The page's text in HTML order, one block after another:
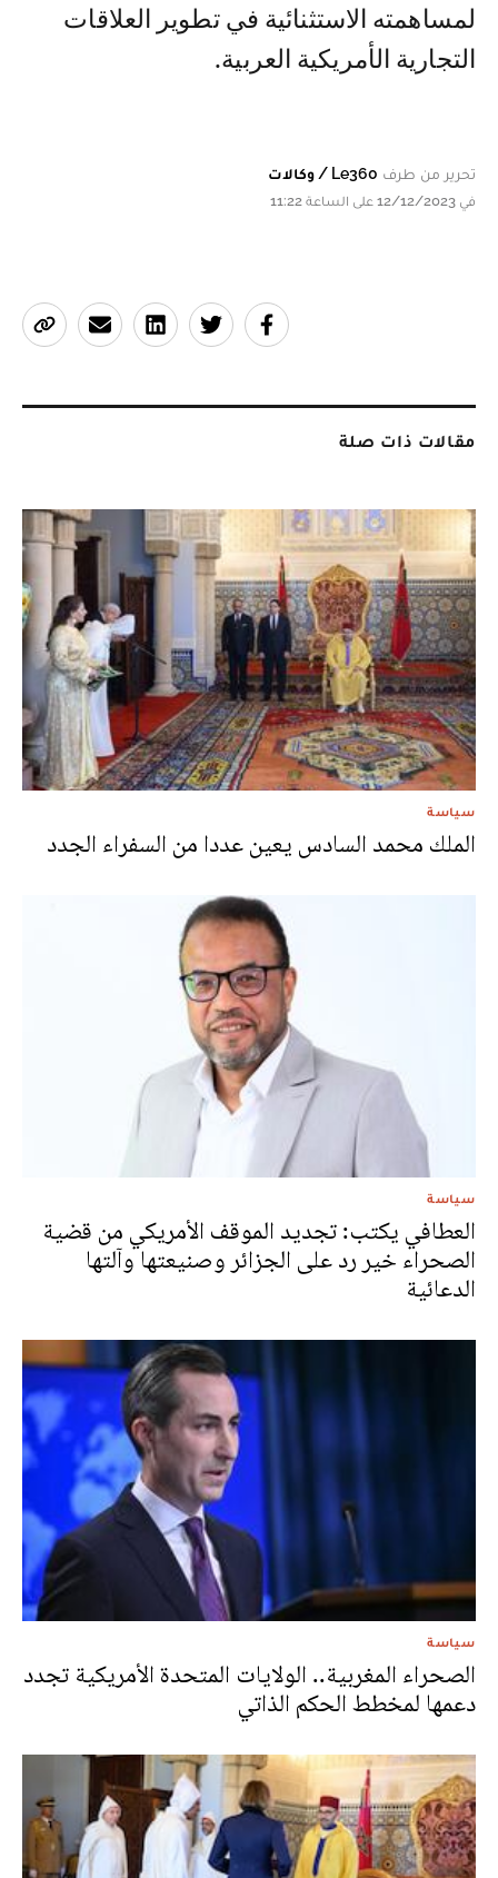
لمساهمته الاستثنائية في تطوير العلاقات
التجارية الأمريكية العربية.
تحرير من طرف Le360 / وكالات
في 12/12/2023 على الساعة 11:22
مقالات ذات صلة
سياسة
الملك محمد السادس يعين عددا من السفراء الجدد
سياسة
العطافي يكتب: تجديد الموقف الأمريكي من قضية
الصحراء خير رد على الجزائر وصنيعتها وآلتها
الدعائية
سياسة
الصحراء المغربية.. الولايات المتحدة الأمريكية تجدد
دعمها لمخطط الحكم الذاتي